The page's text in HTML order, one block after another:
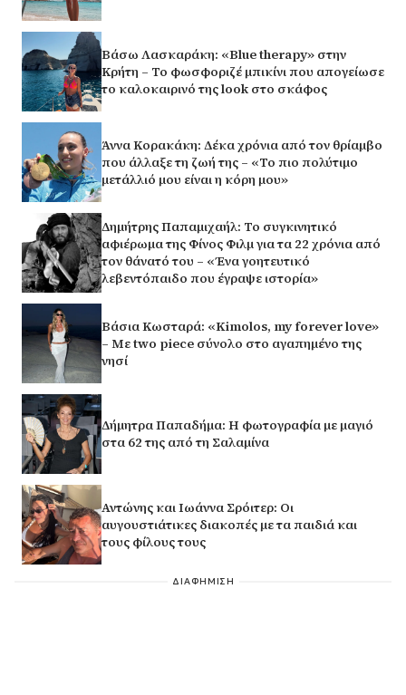
Βάσω Λασκαράκη: «Blue therapy» στην
Κρήτη – Το φωσφοριζέ μπικίνι που απογείωσε
το καλοκαιρινό της look στο σκάφος
Άννα Κορακάκη: Δέκα χρόνια από τον θρίαμβο
που άλλαξε τη ζωή της – «Το πιο πολύτιμο
μετάλλιό μου είναι η κόρη μου»
Δημήτρης Παπαμιχαήλ: Το συγκινητικό
αφιέρωμα της Φίνος Φιλμ για τα 22 χρόνια από
τον θάνατό του – «Ένα γοητευτικό
λεβεντόπαιδο που έγραψε ιστορία»
Βάσια Κωσταρά: «Kimolos, my forever love»
– Με two piece σύνολο στο αγαπημένο της
νησί
Δήμητρα Παπαδήμα: Η φωτογραφία με μαγιό
στα 62 της από τη Σαλαμίνα
Αντώνης και Ιωάννα Σρόιτερ: Οι
αυγουστιάτικες διακοπές με τα παιδιά και
τους φίλους τους
ΔΙΑΦΗΜΙΣΗ